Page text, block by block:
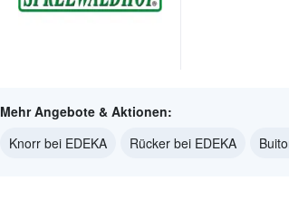
Mehr Angebote & Aktionen:
Knorr bei EDEKA
Rücker bei EDEKA